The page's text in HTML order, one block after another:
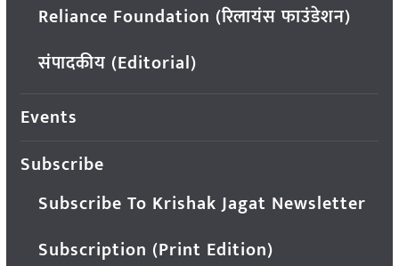
Reliance Foundation (रिलायंस फाउंडेशन)
संपादकीय (Editorial)
Events
Subscribe
Subscribe To Krishak Jagat Newsletter
Subscription (Print Edition)